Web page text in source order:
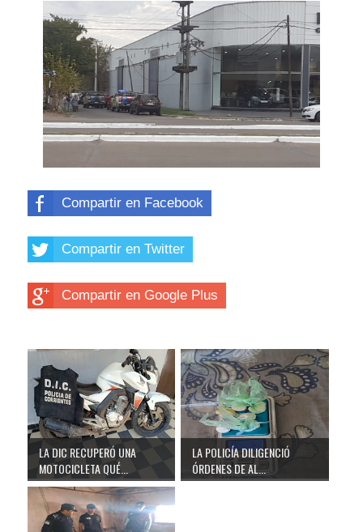
Compartir en Facebook
Compartir en Twitter
Compartir en Google Plus
LA DIC RECUPERÓ UNA
MOTOCICLETA QUÉ...
LA POLICÍA DILIGENCIÓ
ÓRDENES DE AL...